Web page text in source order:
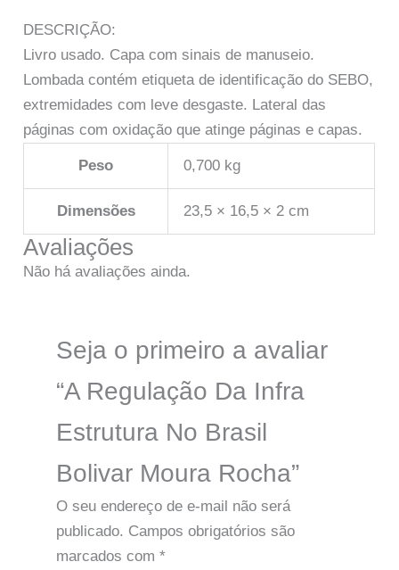
DESCRIÇÃO:
Livro usado. Capa com sinais de manuseio.
Lombada contém etiqueta de identificação do SEBO,
extremidades com leve desgaste. Lateral das
páginas com oxidação que atinge páginas e capas.
Peso 0,700 kg
Dimensões 23,5 × 16,5 × 2 cm
Avaliações
Não há avaliações ainda.
Seja o primeiro a avaliar
“A Regulação Da Infra
Estrutura No Brasil
Bolivar Moura Rocha”
O seu endereço de e-mail não será
publicado. Campos obrigatórios são
marcados com *